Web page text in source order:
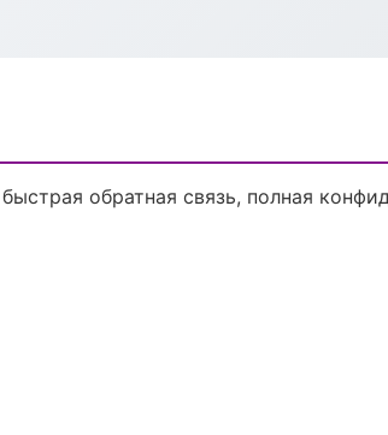
обратная связь, полная